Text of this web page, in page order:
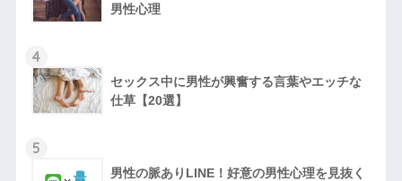
男性心理
4
セックス中に男性が興奮する言葉やエッチな
仕草【20選】
5
男性の脈ありLINE！好意の男性心理を見抜く